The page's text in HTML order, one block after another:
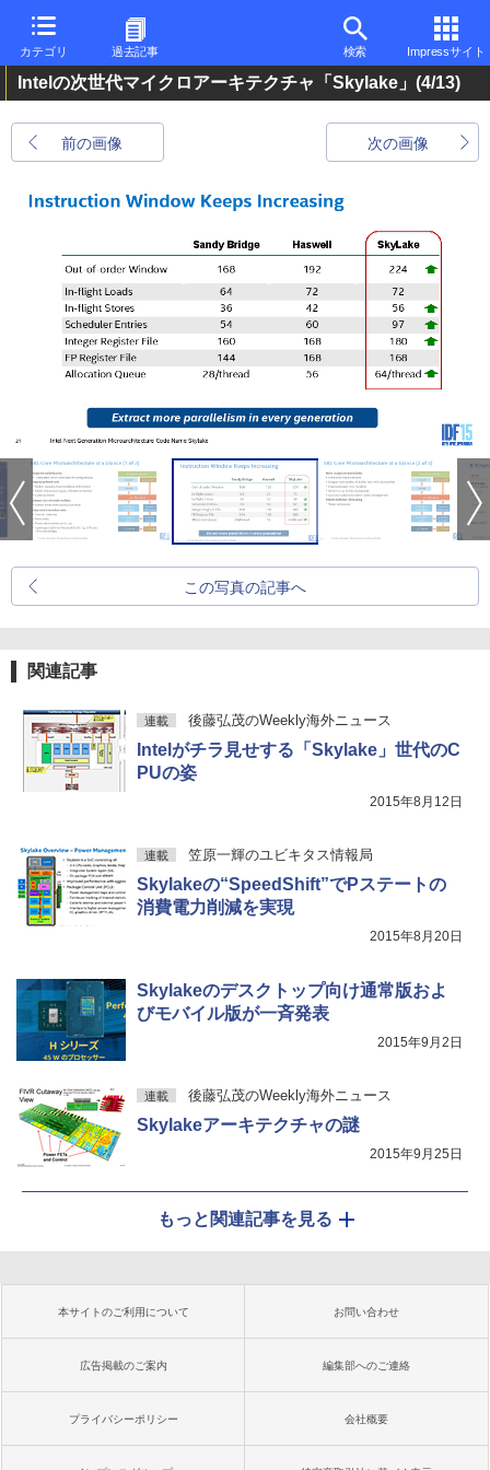
カテゴリ 過去記事 検索 Impressサイト
Intelの次世代マイクロアーキテクチャ「Skylake」 (4/13)
前の画像 次の画像
この写真の記事へ
関連記事
連載 後藤弘茂のWeekly海外ニュース
Intelがチラ見せする「Skylake」世代のC
PUの姿
2015年8月12日
連載 笠原一輝のユビキタス情報局
Skylakeの“SpeedShift”でPステートの
消費電力削減を実現
2015年8月20日
Skylakeのデスクトップ向け通常版およ
びモバイル版が一斉発表
2015年9月2日
連載 後藤弘茂のWeekly海外ニュース
Skylakeアーキテクチャの謎
2015年9月25日
もっと関連記事を見る
本サイトのご利用について お問い合わせ
広告掲載のご案内 編集部へのご連絡
プライバシーポリシー 会社概要